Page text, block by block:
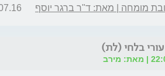
מומחה | מאת: ד"ר ברגר יוסף | 16:13
בלחי (לת)